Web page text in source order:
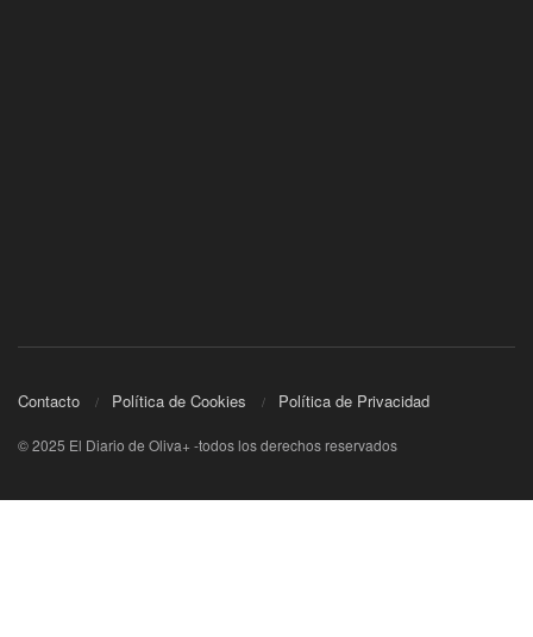
Contacto Política de Cookies Política de Privacidad
© 2025 El Diario de Oliva+ -todos los derechos reservados